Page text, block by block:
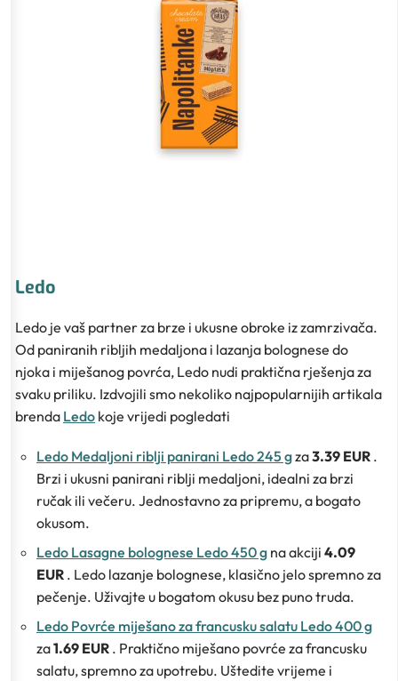
Ledo
Ledo je vaš partner za brze i ukusne obroke iz zamrzivača.
Od paniranih ribljih medaljona i lazanja bolognese do
njoka i miješanog povrća, Ledo nudi praktična rješenja za
svaku priliku. Izdvojili smo nekoliko najpopularnijih artikala
brenda Ledo koje vrijedi pogledati
Ledo Medaljoni riblji panirani Ledo 245 gza3.39 EUR .
Brzi i ukusni panirani riblji medaljoni, idealni za brzi
ručak ili večeru. Jednostavno za pripremu, a bogato
okusom.
Ledo Lasagne bolognese Ledo 450 g na akciji 4.09
EUR . Ledo lazanje bolognese, klasično jelo spremno za
pečenje. Uživajte u bogatom okusu bez puno truda.
Ledo Povrće miješano za francusku salatu Ledo 400 g
za1.69 EUR . Praktično miješano povrće za francusku
salatu, spremno za upotrebu. Uštedite vrijeme i